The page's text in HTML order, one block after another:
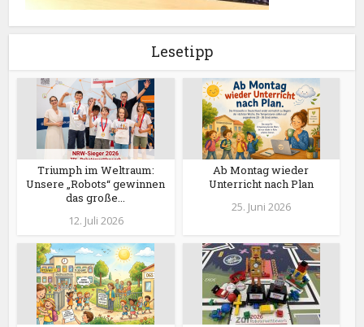
Lesetipp
Triumph im Weltraum:
Unsere „Robots“ gewinnen
das große...
12. Juli 2026
Ab Montag wieder
Unterricht nach Plan
25. Juni 2026